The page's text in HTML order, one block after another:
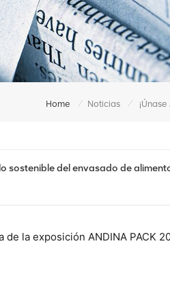
Home / Noticias /
sostenible del envasado de
la exposición ANDINA PACK